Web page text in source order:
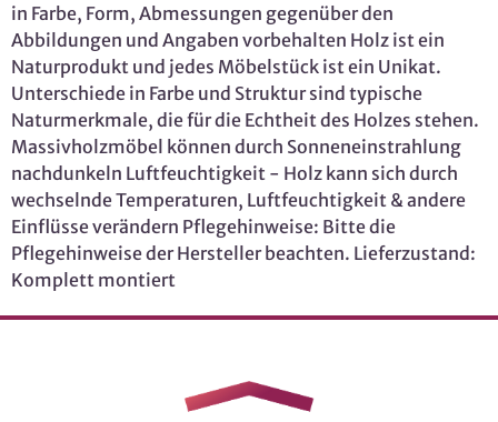
in Farbe, Form, Abmessungen gegenüber den
Abbildungen und Angaben vorbehalten Holz ist ein
Naturprodukt und jedes Möbelstück ist ein Unikat.
Unterschiede in Farbe und Struktur sind typische
Naturmerkmale, die für die Echtheit des Holzes stehen.
Massivholzmöbel können durch Sonneneinstrahlung
nachdunkeln Luftfeuchtigkeit - Holz kann sich durch
wechselnde Temperaturen, Luftfeuchtigkeit & andere
Einflüsse verändern Pflegehinweise: Bitte die
Pflegehinweise der Hersteller beachten. Lieferzustand:
Komplett montiert